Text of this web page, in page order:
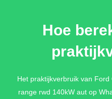
€
COMFORT
12-weg elektrisch
Hoe
Het praktijkverbruik van
range rwd 140kW aut op